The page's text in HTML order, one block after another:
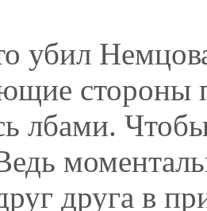
убил
стороны
лбами.
друга в